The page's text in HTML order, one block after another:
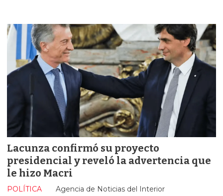
Lacunza confirmó su proyecto
presidencial y reveló la advertencia que
le hizo Macri
Agencia de Noticias del Interior
POLÍTICA